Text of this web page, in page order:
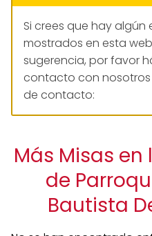
Si crees que hay algún
mostrados en esta
sugerencia, por favor
contacto con
de contacto:
Más Misas
de
Bautista